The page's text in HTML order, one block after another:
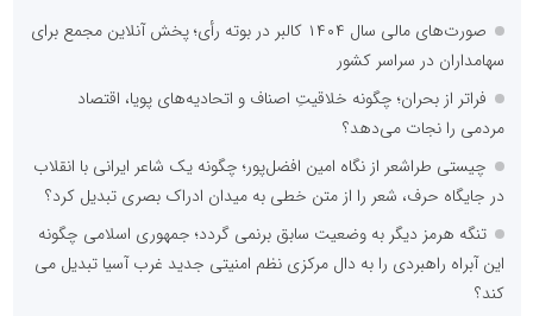
صورت‌های مالی سال ۱۴۰۴ کالبر در بوته رأی؛ پخش آنلاین مجمع برای
سهامداران در سراسر کشور
فراتر از بحران؛ چگونه خلاقیتِ اصناف و اتحادیه‌های پویا، اقتصاد
مردمی را نجات می‌دهد؟
چیستی طراشعر از نگاه امین افضل‌پور؛ چگونه یک شاعر ایرانی با انقلاب
در جایگاه حرف، شعر را از متن خطی به میدان ادراک بصری تبدیل کرد؟
تنگه هرمز دیگر به وضعیت سابق برنمی گردد؛ جمهوری اسلامی چگونه
این آبراه راهبردی را به دال مرکزی نظم امنیتی جدید غرب آسیا تبدیل می
کند؟